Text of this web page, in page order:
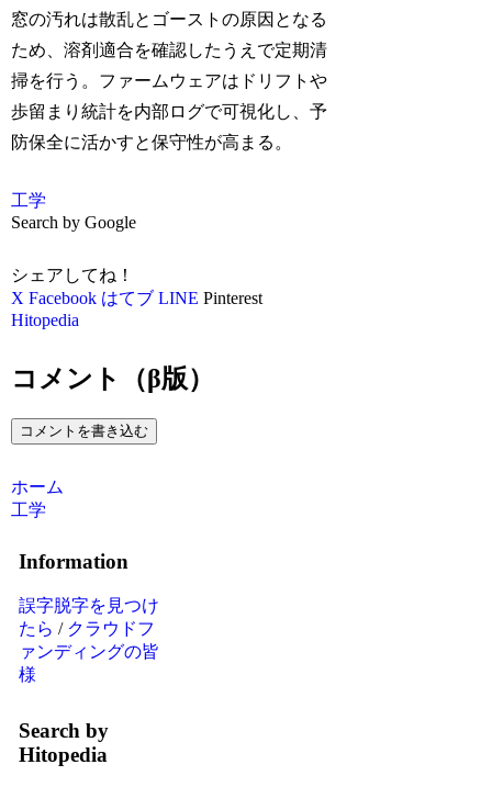
窓の汚れは散乱とゴーストの原因となる
ため、溶剤適合を確認したうえで定期清
掃を行う。ファームウェアはドリフトや
歩留まり統計を内部ログで可視化し、予
防保全に活かすと保守性が高まる。
工学
Search by Google
シェアしてね！
X Facebook はてブ LINE Pinterest
Hitopedia
コメント（β版）
コメントを書き込む
ホーム
工学
Information
誤字脱字を見つけ
たら / クラウドフ
ァンディングの皆
様
Search by
Hitopedia